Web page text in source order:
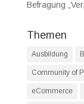
Befragung
Themen
Ausbildung
Community of
eCommerce